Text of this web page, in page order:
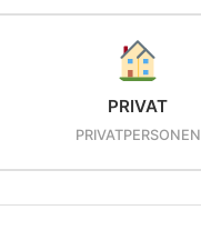
PRIVAT
PRIVATPERSONEN